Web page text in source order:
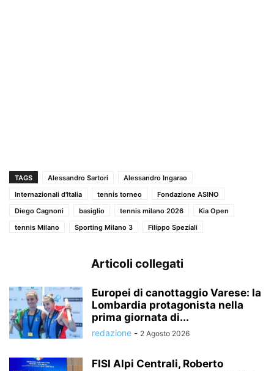
TAGS Alessandro Sartori
Alessandro Ingarao
Internazionali d'Italia
tennis torneo
Fondazione ASINO
Diego Cagnoni
basiglio tennis milano 2026
Kia Open
tennis Milano
Sporting Milano 3 Filippo Speziali
Articoli collegati
Europei di canottaggio Varese: la
Lombardia protagonista nella
prima giornata di...
redazione - 2 Agosto 2026
FISI Alpi Centrali, Roberto